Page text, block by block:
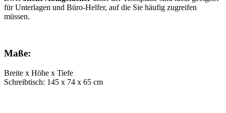
für Unterlagen und Büro-Helfer, auf die Sie häufig zugreifen
müssen.
Maße:
Breite x Höhe x Tiefe
Schreibtisch: 145 x 74 x 65 cm